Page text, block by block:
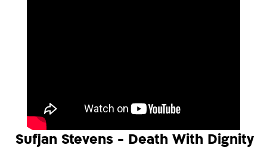
Sufjan Stevens - Death With Dignity